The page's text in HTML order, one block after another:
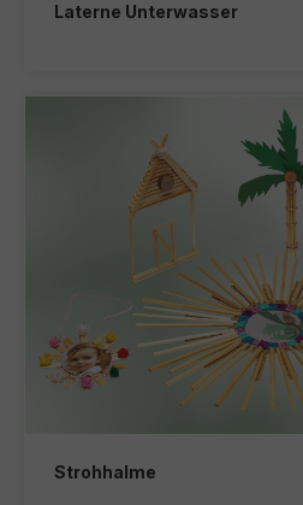
Laterne Unterwasser
Strohhalme